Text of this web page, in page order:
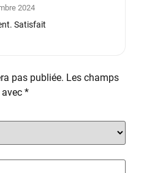
2024
Satisfait
pas publiée. Les champs
*